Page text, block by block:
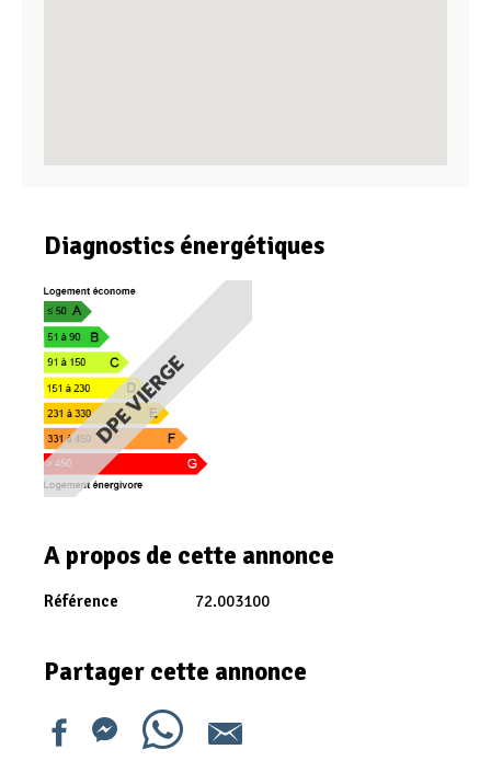
Diagnostics énergétiques
A propos de cette annonce
Référence 72.003100
Partager cette annonce